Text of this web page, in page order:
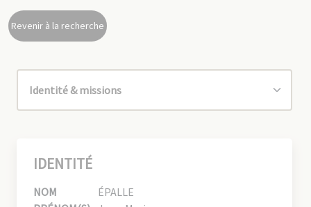
Revenir à la recherche
IDENTITÉ
NOM
ÉPALLE